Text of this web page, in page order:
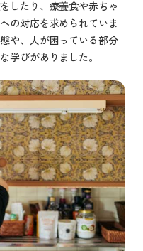
したり、療養食や赤ちゃ
の対応を求められていま
や、人が困っている部分
学びがありました。